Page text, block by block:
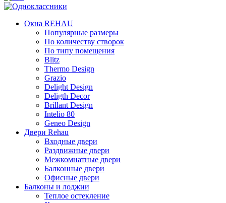
Окна REHAU
Популярные размеры
По количеству створок
По типу помещения
Blitz
Thermo Design
Grazio
Delight Design
Deligth Decor
Brillant Design
Intelio 80
Geneo Design
Двери Rehau
Входные двери
Раздвижные двери
Межкомнатные двери
Балконные двери
Офисные двери
Балконы и лоджии
Теплое остекление